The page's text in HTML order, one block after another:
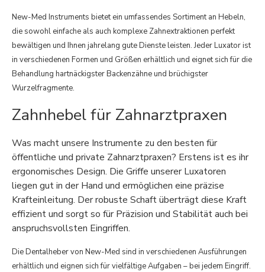
New-Med Instruments bietet ein umfassendes Sortiment an Hebeln,
die sowohl einfache als auch komplexe Zahnextraktionen perfekt
bewältigen und Ihnen jahrelang gute Dienste leisten. Jeder Luxator ist
in verschiedenen Formen und Größen erhältlich und eignet sich für die
Behandlung hartnäckigster Backenzähne und brüchigster
Wurzelfragmente.
Zahnhebel für Zahnarztpraxen
Was macht unsere Instrumente zu den besten für
öffentliche und private Zahnarztpraxen? Erstens ist es ihr
ergonomisches Design. Die Griffe unserer Luxatoren
liegen gut in der Hand und ermöglichen eine präzise
Krafteinleitung. Der robuste Schaft überträgt diese Kraft
effizient und sorgt so für Präzision und Stabilität auch bei
anspruchsvollsten Eingriffen.
Die Dentalheber von New-Med sind in verschiedenen Ausführungen
erhältlich und eignen sich für vielfältige Aufgaben – bei jedem Eingriff.